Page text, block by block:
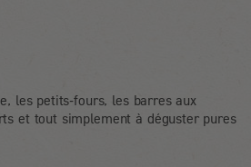
les petits-fours, les barres aux
et tout simplement à déguster pures